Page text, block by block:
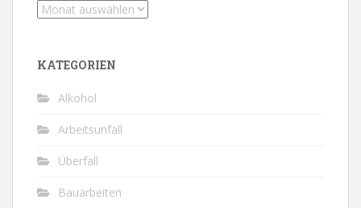
Archiv
KATEGORIEN
Alkohol
Arbeitsunfall
Überfall
Bauarbeiten